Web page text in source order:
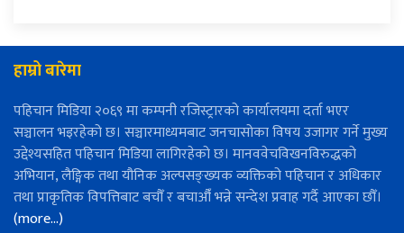
हाम्रो बारेमा
पहिचान मिडिया २०६९ मा कम्पनी रजिस्ट्रारको कार्यालयमा दर्ता भएर
सञ्चालन भइरहेको छ। सञ्चारमाध्यमबाट जनचासोका विषय उजागर गर्ने मुख्य
उद्देश्यसहित पहिचान मिडिया लागिरहेको छ। मानववेचविखनविरुद्धको
अभियान, लैङ्गिक तथा यौनिक अल्पसङ्ख्यक व्यक्तिको पहिचान र अधिकार
तथा प्राकृतिक विपत्तिबाट बचौँ र बचाऔँ भन्ने सन्देश प्रवाह गर्दै आएका छौँ।
(more…)